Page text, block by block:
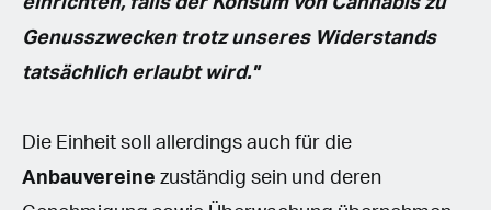
Genusszwecken trotz unseres Widerstands
tatsächlich erlaubt wird."
Die Einheit soll allerdings auch für die
Anbauvereine zuständig sein und deren